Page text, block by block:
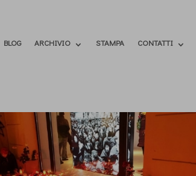
BLOG ARCHIVIO STAMPA CONTATTI